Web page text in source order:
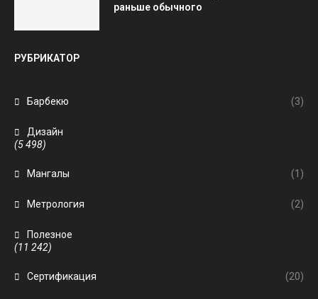
раньше обычного
РУБРИКАТОР
Барбекю (3)
Дизайн
(5 498)
Мангалы (1)
Метрология (2)
Полезное
(11 242)
Сертификация (20)